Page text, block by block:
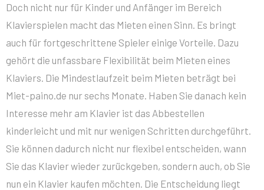
Doch nicht nur für Kinder und Anfänger im Bereich
Klavierspielen macht das Mieten einen Sinn. Es bringt
auch für fortgeschrittene Spieler einige Vorteile. Dazu
gehört die unfassbare Flexibilität beim Mieten eines
Klaviers. Die Mindestlaufzeit beim Mieten beträgt bei
Miet-paino.de nur sechs Monate. Haben Sie danach kein
Interesse mehr am Klavier ist das Abbestellen
kinderleicht und mit nur wenigen Schritten durchgeführt.
Sie können dadurch nicht nur flexibel entscheiden, wann
Sie das Klavier wieder zurückgeben, sondern auch, ob Sie
nun ein Klavier kaufen möchten. Die Entscheidung liegt